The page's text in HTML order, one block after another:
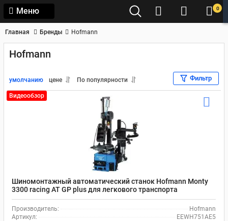
Меню 0
Главная Бренды Hofmann
Hofmann
умолчанию цене По популярности Фильтр
Видеообзор
Шиномонтажный автоматический станок Hofmann Monty
3300 racing AT GP plus для легкового транспорта
Производитель:
Hofmann
Артикул:
EEWH751AE5